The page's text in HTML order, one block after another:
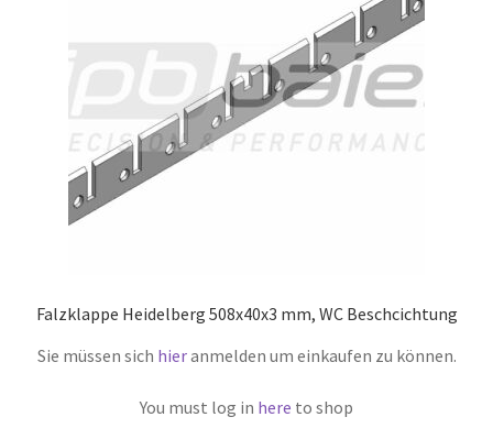
Falzklappe Heidelberg 508x40x3 mm, WC Beschcichtung
Sie müssen sich hieranmelden um einkaufen zu können.
You must log in here to shop